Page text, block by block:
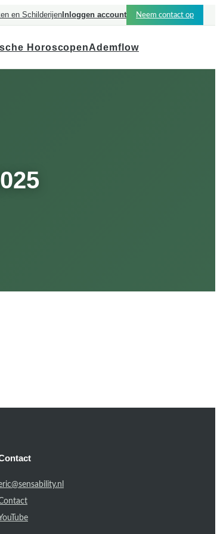
en Schilderijen Inloggen account Neem contact op
HoroscopenAdemflow